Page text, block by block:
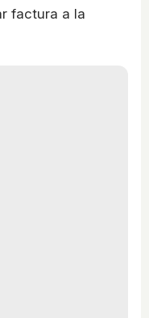
factura a la